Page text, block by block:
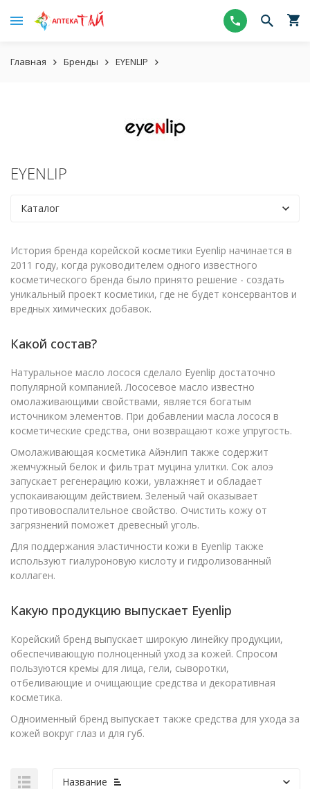
Главная Бренды EYENLIP
EYENLIP
Каталог
История бренда корейской косметики Eyenlip начинается в
2011 году, когда руководителем одного известного
косметического бренда было принято решение - создать
уникальный проект косметики, где не будет консервантов и
вредных химических добавок.
Какой состав?
Натуральное масло лосося сделало Eyenlip достаточно
популярной компанией. Лососевое масло известно
омолаживающими свойствами, является богатым
источником элементов. При добавлении масла лосося в
косметические средства, они возвращают коже упругость.
Омолаживающая косметика Айэнлип также содержит
жемчужный белок и фильтрат муцина улитки. Сок алоэ
запускает регенерацию кожи, увлажняет и обладает
успокаивающим действием. Зеленый чай оказывает
противовоспалительное свойство. Очистить кожу от
загрязнений поможет древесный уголь.
Для поддержания эластичности кожи в Eyenlip также
используют гиалуроновую кислоту и гидролизованный
коллаген.
Какую продукцию выпускает Eyenlip
Корейский бренд выпускает широкую линейку продукции,
обеспечивающую полноценный уход за кожей. Спросом
пользуются кремы для лица, гели, сыворотки,
отбеливающие и очищающие средства и декоративная
косметика.
Одноименный бренд выпускает также средства для ухода за
кожей вокруг глаз и для губ.
Название